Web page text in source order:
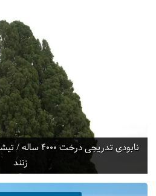
نابودی تدریجی
زنند